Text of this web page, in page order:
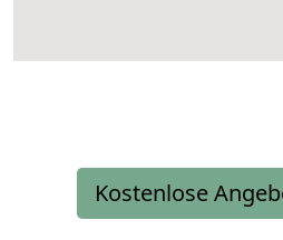
Kostenlose